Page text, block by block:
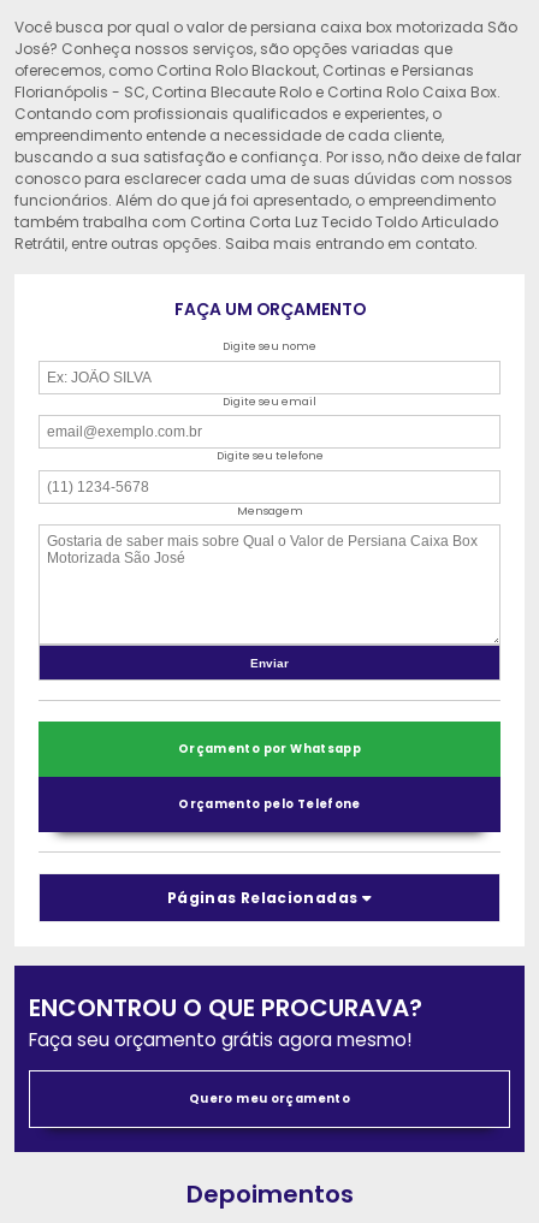
Você busca por qual o valor de persiana caixa box motorizada São
José? Conheça nossos serviços, são opções variadas que
oferecemos, como Cortina Rolo Blackout, Cortinas e Persianas
Florianópolis - SC, Cortina Blecaute Rolo e Cortina Rolo Caixa Box.
Contando com profissionais qualificados e experientes, o
empreendimento entende a necessidade de cada cliente,
buscando a sua satisfação e confiança. Por isso, não deixe de falar
conosco para esclarecer cada uma de suas dúvidas com nossos
funcionários. Além do que já foi apresentado, o empreendimento
também trabalha com Cortina Corta Luz Tecido Toldo Articulado
Retrátil, entre outras opções. Saiba mais entrando em contato.
FAÇA UM ORÇAMENTO
Digite seu nome
Digite seu email
Digite seu telefone
Mensagem
Orçamento por Whatsapp
Orçamento pelo Telefone
Páginas Relacionadas
ENCONTROU O QUE PROCURAVA?
Faça seu orçamento grátis agora mesmo!
Quero meu orçamento
Depoimentos